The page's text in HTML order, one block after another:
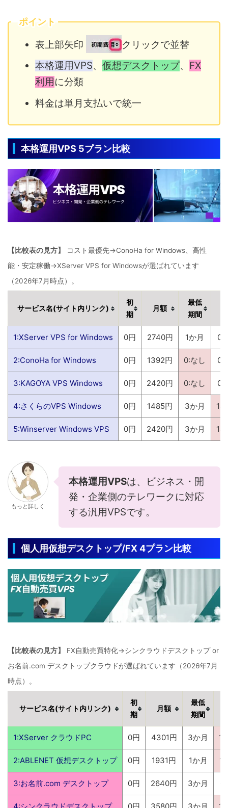
ポイント
表上部矢印
クリックで並替
本格運用VPS、 仮想デスクトップ、 FX
利用に分類
料金は単月支払いで統一
本格運用VPS 5プラン比較
【比較表の見方】
コスト最優先→ConoHa for Windows、高性
能・安定稼働→XServer VPS for Windowsが選ばれています
（2026年7月時点）。
サービス名(サイト内リンク)
初
期
月額
最低
期間
1:XServer VPS for Windows 0円 2740円 1か月 0:
2:ConoHa for Windows 0円 1392円 0:なし 0:
3:KAGOYA VPS Windows 0円 2420円 0:なし 0:
4:さくらのVPS Windows 0円 1485円 3か月 14
5:Winserver Windows VPS 0円 2420円 3か月 14
もっと詳しく
本格運用VPSは、ビジネス・開
発・企業側のテレワークに対応
する汎用VPSです。
個人用仮想デスクトップ/FX 4プラン比較
【比較表の見方】
FX自動売買特化→シンクラウドデスクトップ or
お名前.com デスクトップクラウドが選ばれています（2026年7月
時点）。
サービス名(サイト内リンク)
初
期
月額
最低
期間
1:XServer クラウドPC 0円 4301円 3か月
2:ABLENET 仮想デスクトップ 0円 1931円 1か月
3:お名前.com デスクトップ 0円 2640円 3か月
4:シンクラウドデスクトップ 0円 3580円 3か月